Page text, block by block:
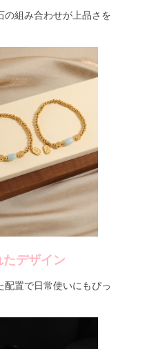
の組み合わせが上品さを
デザイン
配置で日常使いにもぴっ